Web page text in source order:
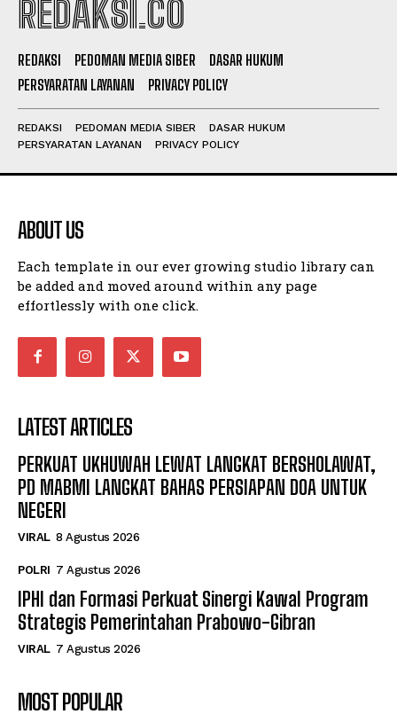
REDAKSI.CO
REDAKSI PEDOMAN MEDIA SIBER
DASAR HUKUM
PERSYARATAN LAYANAN
PRIVACY POLICY
REDAKSI PEDOMAN MEDIA SIBER
DASAR HUKUM
PERSYARATAN LAYANAN
PRIVACY POLICY
ABOUT US
Each template in our ever growing studio library can
be added and moved around within any page
effortlessly with one click.
LATEST ARTICLES
PERKUAT UKHUWAH LEWAT LANGKAT BERSHOLAWAT,
PD MABMI LANGKAT BAHAS PERSIAPAN DOA UNTUK
NEGERI
VIRAL 8 Agustus 2026
POLRI 7 Agustus 2026
IPHI dan Formasi Perkuat Sinergi Kawal Program
Strategis Pemerintahan Prabowo-Gibran
VIRAL 7 Agustus 2026
MOST POPULAR